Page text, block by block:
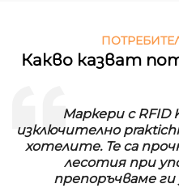
Какво казват
Маркери с RFID
изключително
хотелите. Те са
лесотия при
препоръчваме ги